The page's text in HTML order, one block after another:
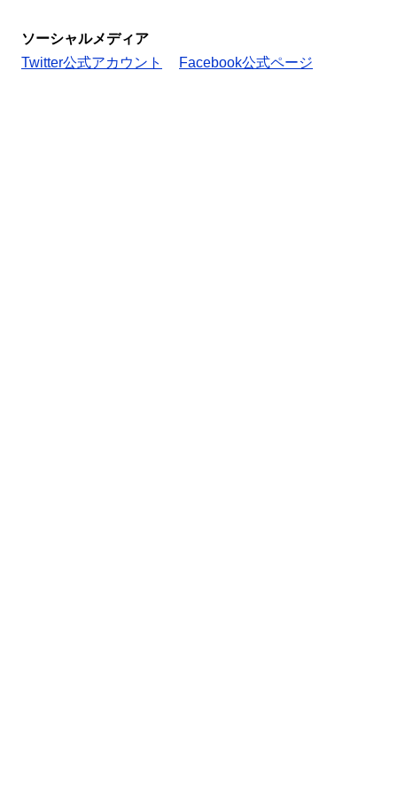
ソーシャルメディア
Twitter公式アカウント
Facebook公式ページ